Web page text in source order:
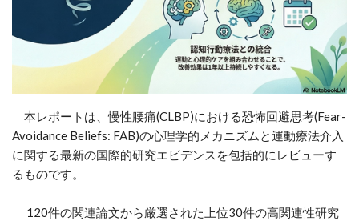
本レポートは、慢性腰痛(CLBP)における恐怖回避思考(Fear-
Avoidance Beliefs: FAB)の心理学的メカニズムと運動療法介入
に関する最新の国際的研究エビデンスを包括的にレビューす
るものです。
120件の関連論文から厳選された上位30件の高関連性研究